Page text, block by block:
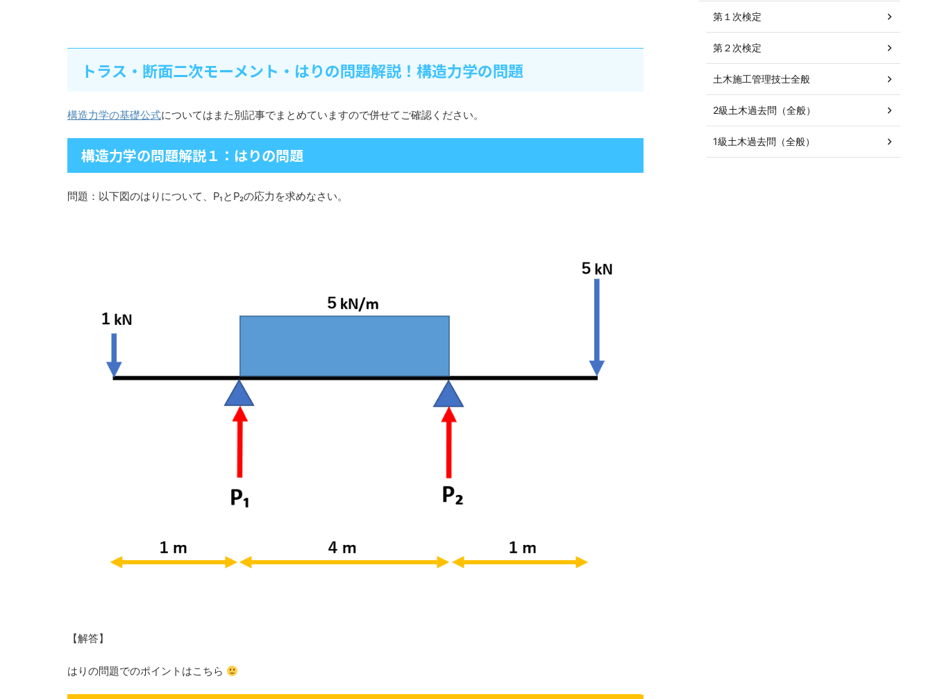
トラス・断面二次モーメント・はりの問題解説！構造力学の問題
構造力学の基礎公式についてはまた別記事でまとめていますので併せてご確認ください。
構造力学の問題解説１：はりの問題
問題：以下図のはりについて、P₁とP₂の応力を求めなさい。
【解答】
はりの問題でのポイントはこちら
第１次検定
第２次検定
土木施工管理技士全般
2級土木過去問（全般）
1級土木過去問（全般）